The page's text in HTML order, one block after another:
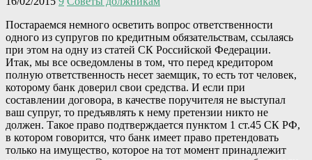
Постараемся немного осветить вопрос ответственности
одного из супругов по кредитным обязательствам, ссылаясь
при этом на одну из статей СК Российской Федерации.
Итак, мы все осведомлены в том, что перед кредитором
полную ответственность несет заемщик, то есть тот человек,
которому банк доверил свои средства. И если при
составлении договора, в качестве поручителя не выступал
ваш супруг, то предъявлять к нему претензии никто не
должен. Такое право подтверждается пунктом 1 ст.45 СК РФ,
в котором говорится, что банк имеет право претендовать
только на имущество, которое на тот момент принадлежит